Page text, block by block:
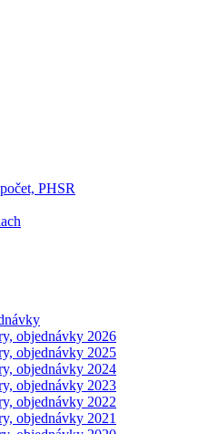
PHSR
objednávky 2026
objednávky 2025
objednávky 2024
objednávky 2023
objednávky 2022
objednávky 2021